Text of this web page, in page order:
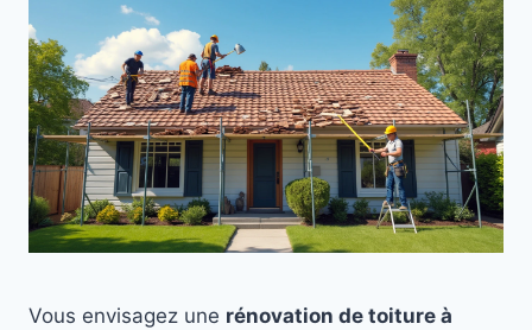
Vous envisagez une rénovation de toiture à